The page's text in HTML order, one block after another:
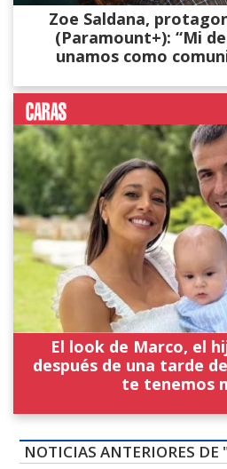
Zoe Saldana,
(Paramount+): “Mi
unamos como
El look de Marco, el
después de una tarde
te tenemos
NOTICIAS ANTERIORES